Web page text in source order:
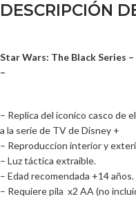
DESCRIPCIÓN
Star Wars: The Black Series
–
– Replica del iconico casco de
a la serie de TV de Disney +
– Reproduccion interior y
– Luz táctica extraible.
– Edad recomendada +14 años.
– Requiere pila x2 AA (no